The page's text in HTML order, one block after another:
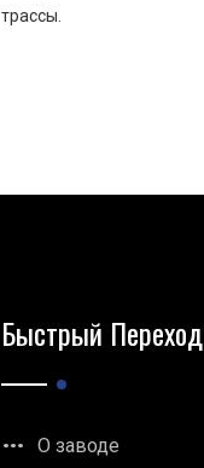
трассы.
Быстрый Переход
О заводе